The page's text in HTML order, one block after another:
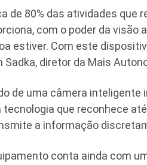
de 80% das atividades que
com o poder da visão
estiver. Com este
Sadka, diretor da Mais
de uma câmera inteligente
tecnologia que reconhece
a informação
conta ainda com